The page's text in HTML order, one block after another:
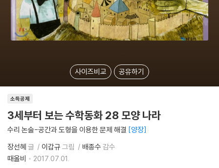
사이즈비교 공유하기
소득공제
3세부터 보는 수학동화 28 모양 나라
수리 논술-공간과 도형을 이용한 문제 해결
양장
장선혜 글 이갑규 그림 배종수 감수
때올비
2017.07.01.